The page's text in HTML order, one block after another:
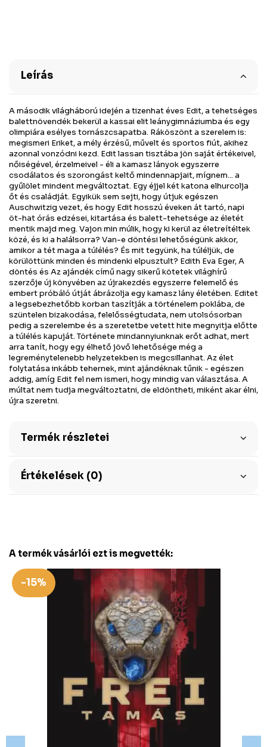
Leírás
A második világháború idején a tizenhat éves Edit, a tehetséges
balettnövendék bekerül a kassai elit leánygimnáziumba és egy
olimpiára esélyes tornászcsapatba. Ráköszönt a szerelem is:
megismeri Eriket, a mély érzésű, művelt és sportos fiút, akihez
azonnal vonzódni kezd. Edit lassan tisztába jön saját értékeivel,
nőiségével, érzelmeivel - éli a kamasz lányok egyszerre
csodálatos és szorongást keltő mindennapjait, mígnem... a
gyűlölet mindent megváltoztat. Egy éjjel két katona elhurcolja
őt és családját. Egyikük sem sejti, hogy útjuk egészen
Auschwitzig vezet, és hogy Edit hosszú éveken át tartó, napi
öt-hat órás edzései, kitartása és balett-tehetsége az életét
mentik majd meg. Vajon min múlik, hogy ki kerül az életreítéltek
közé, és ki a halálsorra? Van-e döntési lehetőségünk akkor,
amikor a tét maga a túlélés? És mit tegyünk, ha túléljük, de
körülöttünk minden és mindenki elpusztult? Edith Eva Eger, A
döntés és Az ajándék című nagy sikerű kötetek világhírű
szerzője új könyvében az újrakezdés egyszerre felemelő és
embert próbáló útját ábrázolja egy kamasz lány életében. Editet
a legsebezhetőbb korban taszítják a történelem poklába, de
szüntelen bizakodása, felelősségtudata, nem utolsósorban
pedig a szerelembe és a szeretetbe vetett hite megnyitja előtte
a túlélés kapuját. Története mindannyiunknak erőt adhat, mert
arra tanít, hogy egy élhető jövő lehetősége még a
legreménytelenebb helyzetekben is megcsillanhat. Az élet
folytatása inkább tehernek, mint ajándéknak tűnik - egészen
addig, amíg Edit fel nem ismeri, hogy mindig van választása. A
múltat nem tudja megváltoztatni, de eldöntheti, miként akar élni,
újra szeretni.
Termék részletei
Értékelések (0)
A termék vásárlói ezt is megvették:
-15%